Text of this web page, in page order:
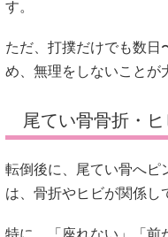
す。
ただ、打撲だけでも数日
め、無理をしないことが
尾てい骨骨折・
転倒後に、尾てい骨へピ
は、骨折やヒビが関係し
特に、「座れない」「前